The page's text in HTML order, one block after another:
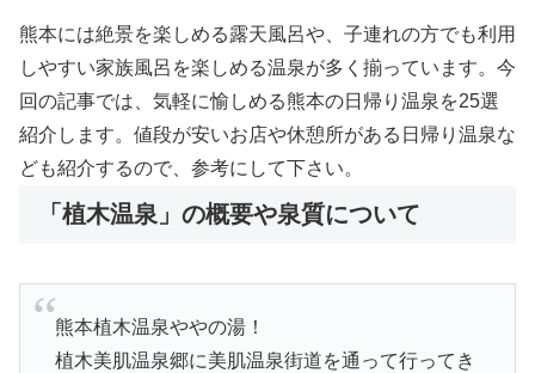
熊本には絶景を楽しめる露天風呂や、子連れの方でも利用
しやすい家族風呂を楽しめる温泉が多く揃っています。今
回の記事では、気軽に愉しめる熊本の日帰り温泉を25選
紹介します。値段が安いお店や休憩所がある日帰り温泉な
ども紹介するので、参考にして下さい。
「植木温泉」の概要や泉質について
熊本植木温泉ややの湯！
植木美肌温泉郷に美肌温泉街道を通って行ってき